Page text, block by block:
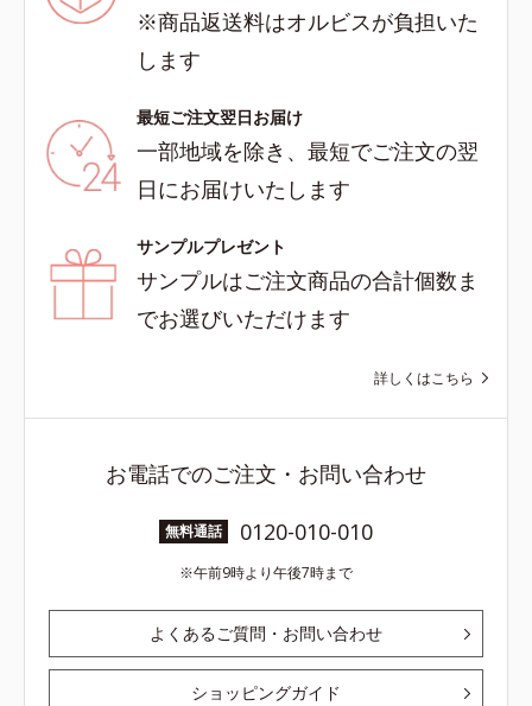
※商品返送料はオルビスが負担いた
します
最短ご注文翌日お届け
一部地域を除き、最短でご注文の翌
日にお届けいたします
サンプルプレゼント
サンプルはご注文商品の合計個数ま
でお選びいただけます
詳しくはこちら
お電話でのご注文・お問い合わせ
無料通話 0120-010-010
午前9時より午後7時まで
よくあるご質問・お問い合わせ
ショッピングガイド